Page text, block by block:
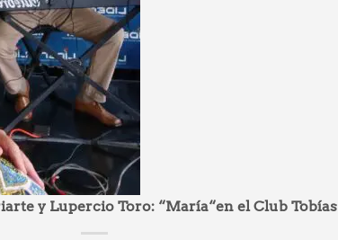
y Lupercio Toro: “María“en el Club Tobías